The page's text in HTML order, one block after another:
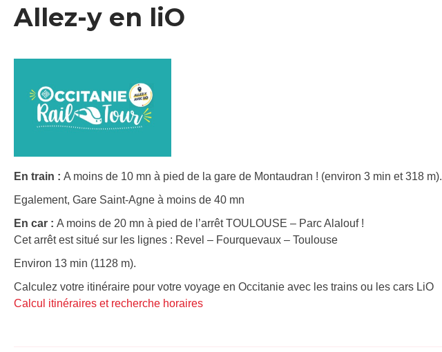
Allez-y en liO
En train : A moins de 10 mn à pied de la gare de Montaudran ! (environ 3 min et 318 m).
Egalement, Gare Saint-Agne à moins de 40 mn
En car : A moins de 20 mn à pied de l’arrêt TOULOUSE – Parc Alalouf !
Cet arrêt est situé sur les lignes : Revel – Fourquevaux – Toulouse
Environ 13 min (1128 m).
Calculez votre itinéraire pour votre voyage en Occitanie avec les trains ou les cars LiO
Calcul itinéraires et recherche horaires